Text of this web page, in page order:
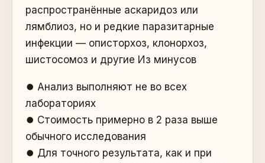
распространённые аскаридоз или
лямблиоз, но и редкие паразитарные
инфекции — описторхоз, клонорхоз,
шистосомоз и другие Из минусов
⏺️ Анализ выполняют не во всех
лабораториях
⏺️ Стоимость примерно в 2 раза выше
обычного исследования
⏺️ Для точного результата, как и при